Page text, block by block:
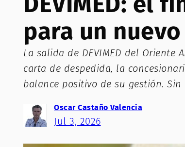
para un
La salida de DEVIMED del
carta de despedida, la
balance positivo de su gestión.
Oscar Castaño Valencia
Jul 3, 2026